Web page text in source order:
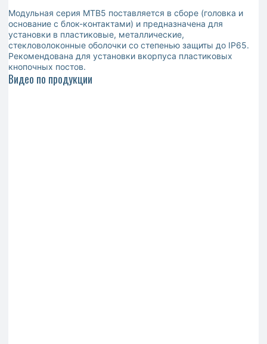
Модульная серия MTB5 поставляется в сборе (головка и
основание с блок-контактами) и предназначена для
установки в пластиковые, металлические,
стекловолоконные оболочки со степенью защиты до IP65.
Рекомендована для установки вкорпуса пластиковых
кнопочных постов.
Видео по продукции